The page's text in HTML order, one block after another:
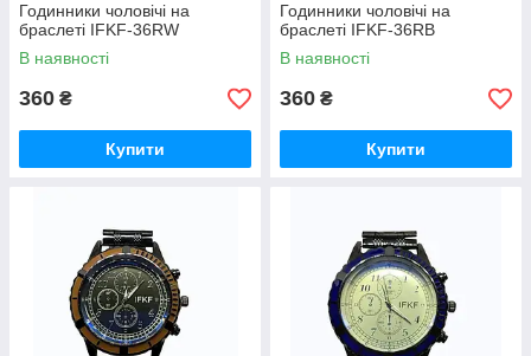
Годинники чоловічі на
браслеті IFKF-36RW
В наявності
360 ₴
Купити
Годинники чоловічі на
браслеті IFKF-36RB
В наявності
360 ₴
Купити